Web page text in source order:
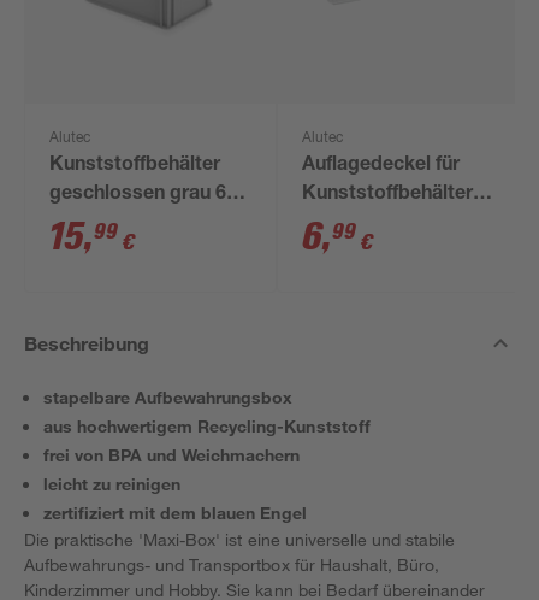
Alutec
Kunststoffbehälter
geschlossen grau 60
x 40 x 32 cm
15,99 €
Alutec
Auflagedeckel für
Kunststoffbehälter
grau 60 x 40 cm
6,99 €
Beschreibung
stapelbare Aufbewahrungsbox
aus hochwertigem Recycling-Kunststoff
frei von BPA und Weichmachern
leicht zu reinigen
zertifiziert mit dem blauen Engel
Die praktische 'Maxi-Box' ist eine universelle und stabile
Aufbewahrungs- und Transportbox für Haushalt, Büro,
Kinderzimmer und Hobby. Sie kann bei Bedarf übereinander